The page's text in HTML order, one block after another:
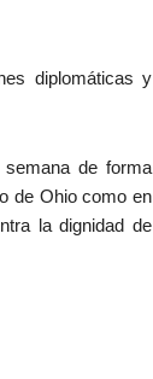
diplomáticas y
de forma
de Ohio como en
la dignidad de